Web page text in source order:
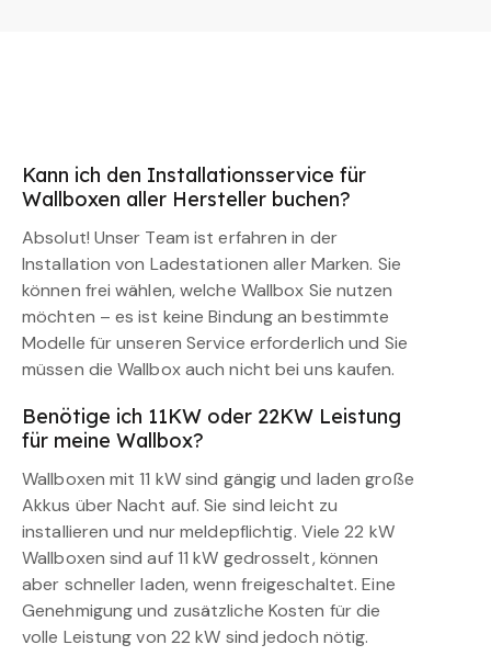
Kann ich den Installationsservice für
Wallboxen aller Hersteller buchen?
Absolut! Unser Team ist erfahren in der
Installation von Ladestationen aller Marken. Sie
können frei wählen, welche Wallbox Sie nutzen
möchten – es ist keine Bindung an bestimmte
Modelle für unseren Service erforderlich und Sie
müssen die Wallbox auch nicht bei uns kaufen.
Benötige ich 11KW oder 22KW Leistung
für meine Wallbox?
Wallboxen mit 11 kW sind gängig und laden große
Akkus über Nacht auf. Sie sind leicht zu
installieren und nur meldepflichtig. Viele 22 kW
Wallboxen sind auf 11 kW gedrosselt, können
aber schneller laden, wenn freigeschaltet. Eine
Genehmigung und zusätzliche Kosten für die
volle Leistung von 22 kW sind jedoch nötig.